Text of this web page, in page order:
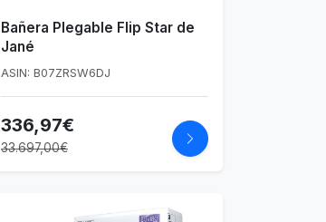
Bañera Plegable Flip Star de
Jané
ASIN: B07ZRSW6DJ
336,97€
33.697,00€